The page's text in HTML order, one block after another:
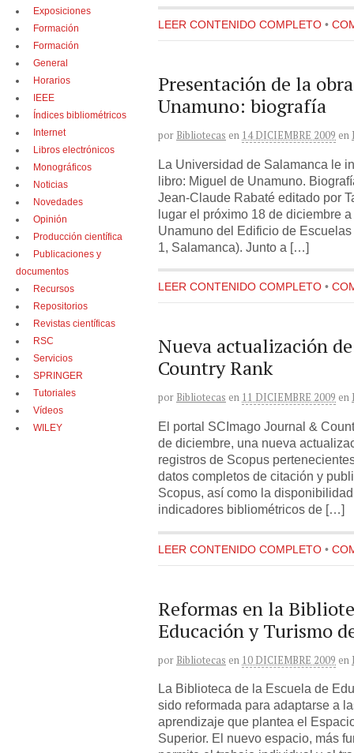
LEER CONTENIDO COMPLETO •
Presentación de la
Unamuno: biografía
por Bibliotecas en 14 DICIEMBRE 2009 en
La Universidad de Salamanca le
libro: Miguel de Unamuno.
Jean-Claude Rabaté editado por
lugar el próximo 18 de diciembre
Unamuno del Edificio de
1, Salamanca). Junto a […]
LEER CONTENIDO COMPLETO •
Nueva actualización
Country Rank
por Bibliotecas en 11 DICIEMBRE 2009 en
El portal SCImago Journal &
de diciembre, una nueva
registros de Scopus
datos completos de citación y
Scopus, así como la
indicadores bibliométricos de […]
LEER CONTENIDO COMPLETO •
Reformas en la
Educación y Turismo
por Bibliotecas en 10 DICIEMBRE 2009 en
La Biblioteca de la Escuela de
sido reformada para adaptarse a
aprendizaje que plantea el
Superior. El nuevo espacio, más
Exposiciones
Formación
Formación
General
Horarios
IEEE
Índices bibliométricos
Internet
Libros electrónicos
Monográficos
Noticias
Novedades
Opinión
Producción científica
Publicaciones y
documentos
Recursos
Repositorios
Revistas científicas
RSC
Servicios
SPRINGER
Tutoriales
Vídeos
WILEY